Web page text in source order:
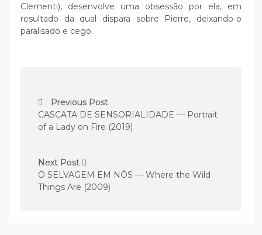
Clementi), desenvolve uma obsessão por ela, em
resultado da qual dispara sobre Pierre, deixando-o
paralisado e cego.
a
v
g
a
Previous Post
CASCATA DE SENSORIALIDADE — Portrait
of a Lady on Fire (2019)
Next Post
O SELVAGEM EM NÓS — Where the Wild
Things Are (2009)